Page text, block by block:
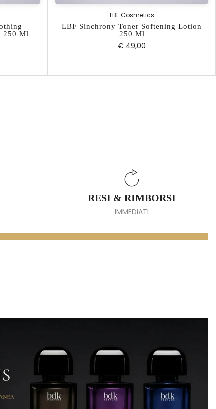
250 Ml
LBF Cosmetics
LBF Sinchrony Toner Softening Lotion
250 Ml
€ 49,00
RESI & RIMBORSI
IMMEDIATI